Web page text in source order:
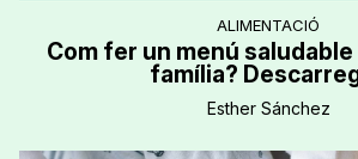
ALIMENTACIÓ
Com fer un menú
família?
Esther Sánchez